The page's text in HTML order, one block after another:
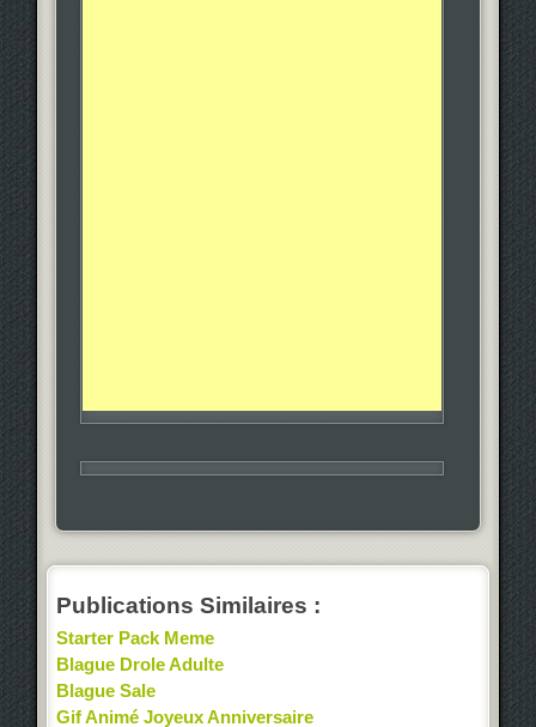
Publications Similaires :
Starter Pack Meme
Blague Drole Adulte
Blague Sale
Gif Animé Joyeux Anniversaire